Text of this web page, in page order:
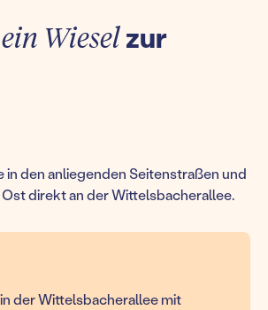
Wieselzur
der Wittelsbacherallee mit
in den anliegenden Seitenstraßen und
direkt an der Wittelsbacherallee.